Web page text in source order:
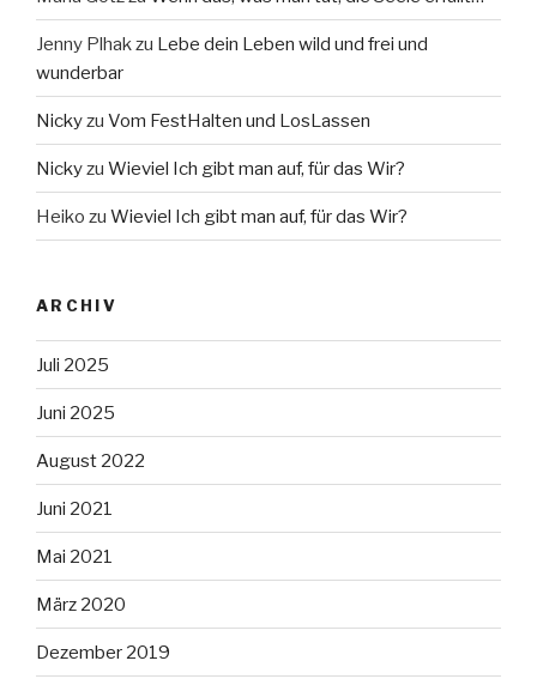
Jenny Plhakzu Lebe dein Leben wild und frei und
wunderbar
Nickyzu Vom FestHalten und LosLassen
Nickyzu Wieviel Ich gibt man auf, für das Wir?
Heiko zu Wieviel Ich gibt man auf, für das Wir?
ARCHIV
Juli 2025
Juni 2025
August 2022
Juni 2021
Mai 2021
März 2020
Dezember 2019